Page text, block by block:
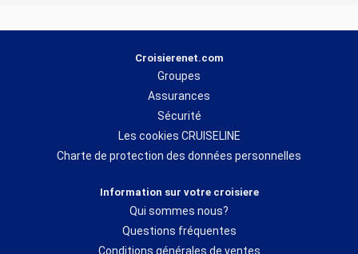
Croisierenet.com
Groupes
Assurances
Sécurité
Les cookies CRUISELINE
Charte de protection des données personnelles
Information sur votre croisiere
Qui sommes nous?
Questions fréquentes
Conditions générales de ventes